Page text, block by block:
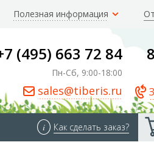
Полезная информация
(495) 663 72 84
Пн-Сб, 9:00-18:00
sales@tiberis.ru
i Как сделать заказ?